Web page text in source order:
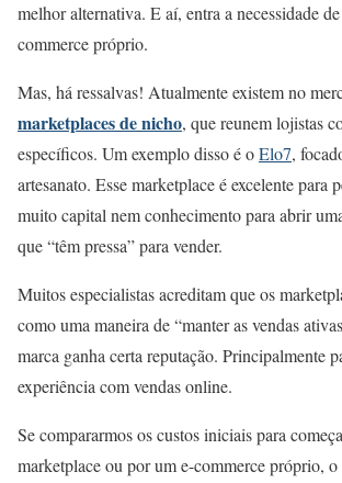
melhor alternativa. E aí, entra a necessidade
commerce próprio.
Mas, há ressalvas! Atualmente existem no
marketplaces de nicho, que reunem lojistas
específicos. Um exemplo disso é oElo7,
artesanato. Esse marketplace é excelente para
muito capital nem conhecimento para abrir
que “têm pressa” para vender.
Muitos especialistas acreditam que os
como uma maneira de “manter as vendas
marca ganha certa reputação. Principalmente
experiência com vendas online.
Se compararmos os custos iniciais para
marketplace ou por um e-commerce próprio, o